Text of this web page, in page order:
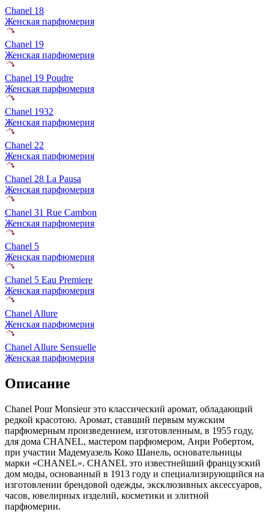
Chanel 18
Женская парфюмерия
Chanel 19
Женская парфюмерия
Chanel 19 Poudre
Женская парфюмерия
Chanel 1932
Женская парфюмерия
Chanel 22
Женская парфюмерия
Chanel 28 La Pausa
Женская парфюмерия
Chanel 31 Rue Cambon
Женская парфюмерия
Chanel 5
Женская парфюмерия
Chanel 5 Eau Premiere
Женская парфюмерия
Chanel Allure
Женская парфюмерия
Chanel Allure Sensuelle
Женская парфюмерия
Описание
Chanel Pour Monsieur это классический аромат, обладающий
редкой красотою. Аромат, ставший первым мужским
парфюмерным произведением, изготовленным, в 1955 году,
для дома CHANEL, мастером парфюмером, Анри Робертом,
при участии Мадемуазель Коко Шанель, основательницы
марки «CHANEL». CHANEL это известнейший французский
дом моды, основанный в 1913 году и специализирующийся на
изготовлении брендовой одежды, эксклюзивных аксессуаров,
часов, ювелирных изделий, косметики и элитной
парфюмерии.